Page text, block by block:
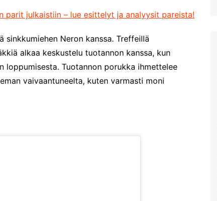
parit julkaistiin – lue esittelyt ja analyysit pareista!
Neron kanssa. Treffeillä
alkaa keskustelu tuotannon kanssa, kun
Tuotannon porukka ihmettelee
vaivaantuneelta, kuten varmasti moni